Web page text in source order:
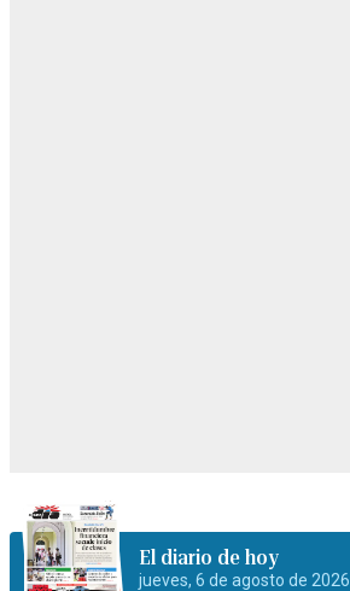
El diario de hoy
jueves, 6 de agosto de 2026